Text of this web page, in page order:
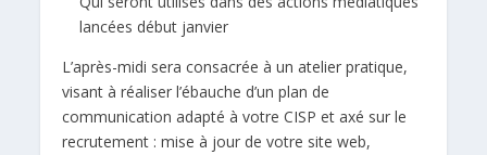
lancées début janvier
L’après-midi sera consacrée à un atelier pratique,
visant à réaliser l’ébauche d’un plan de
communication adapté à votre CISP et axé sur le
recrutement : mise à jour de votre site web,